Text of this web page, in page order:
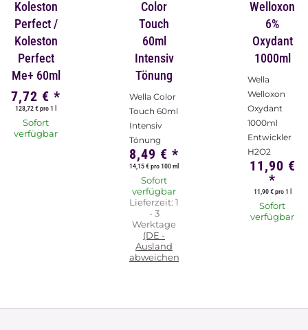
Koleston
Perfect /
Koleston
Perfect
Me+ 60ml
7,72 € *
128,72 € pro 1 l
Sofort
verfügbar
Color
Touch
60ml
Intensiv
Tönung
Wella Color
Touch 60ml
Intensiv
Tönung
8,49 € *
14,15 € pro 100 ml
Sofort
verfügbar
Lieferzeit: 1
- 3
Werktage
(DE -
Ausland
abweichend)
Welloxon
6%
Oxydant
1000ml
Wella
Welloxon
Oxydant
1000ml
Entwickler
H2O2
11,90 €
*
11,90 € pro 1 l
Sofort
verfügbar